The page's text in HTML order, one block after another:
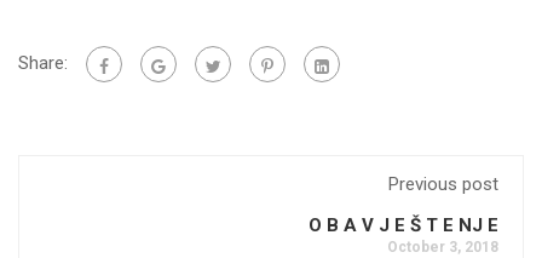
Share:
Previous post
O B A V J E Š T E NJ E
October 3, 2018